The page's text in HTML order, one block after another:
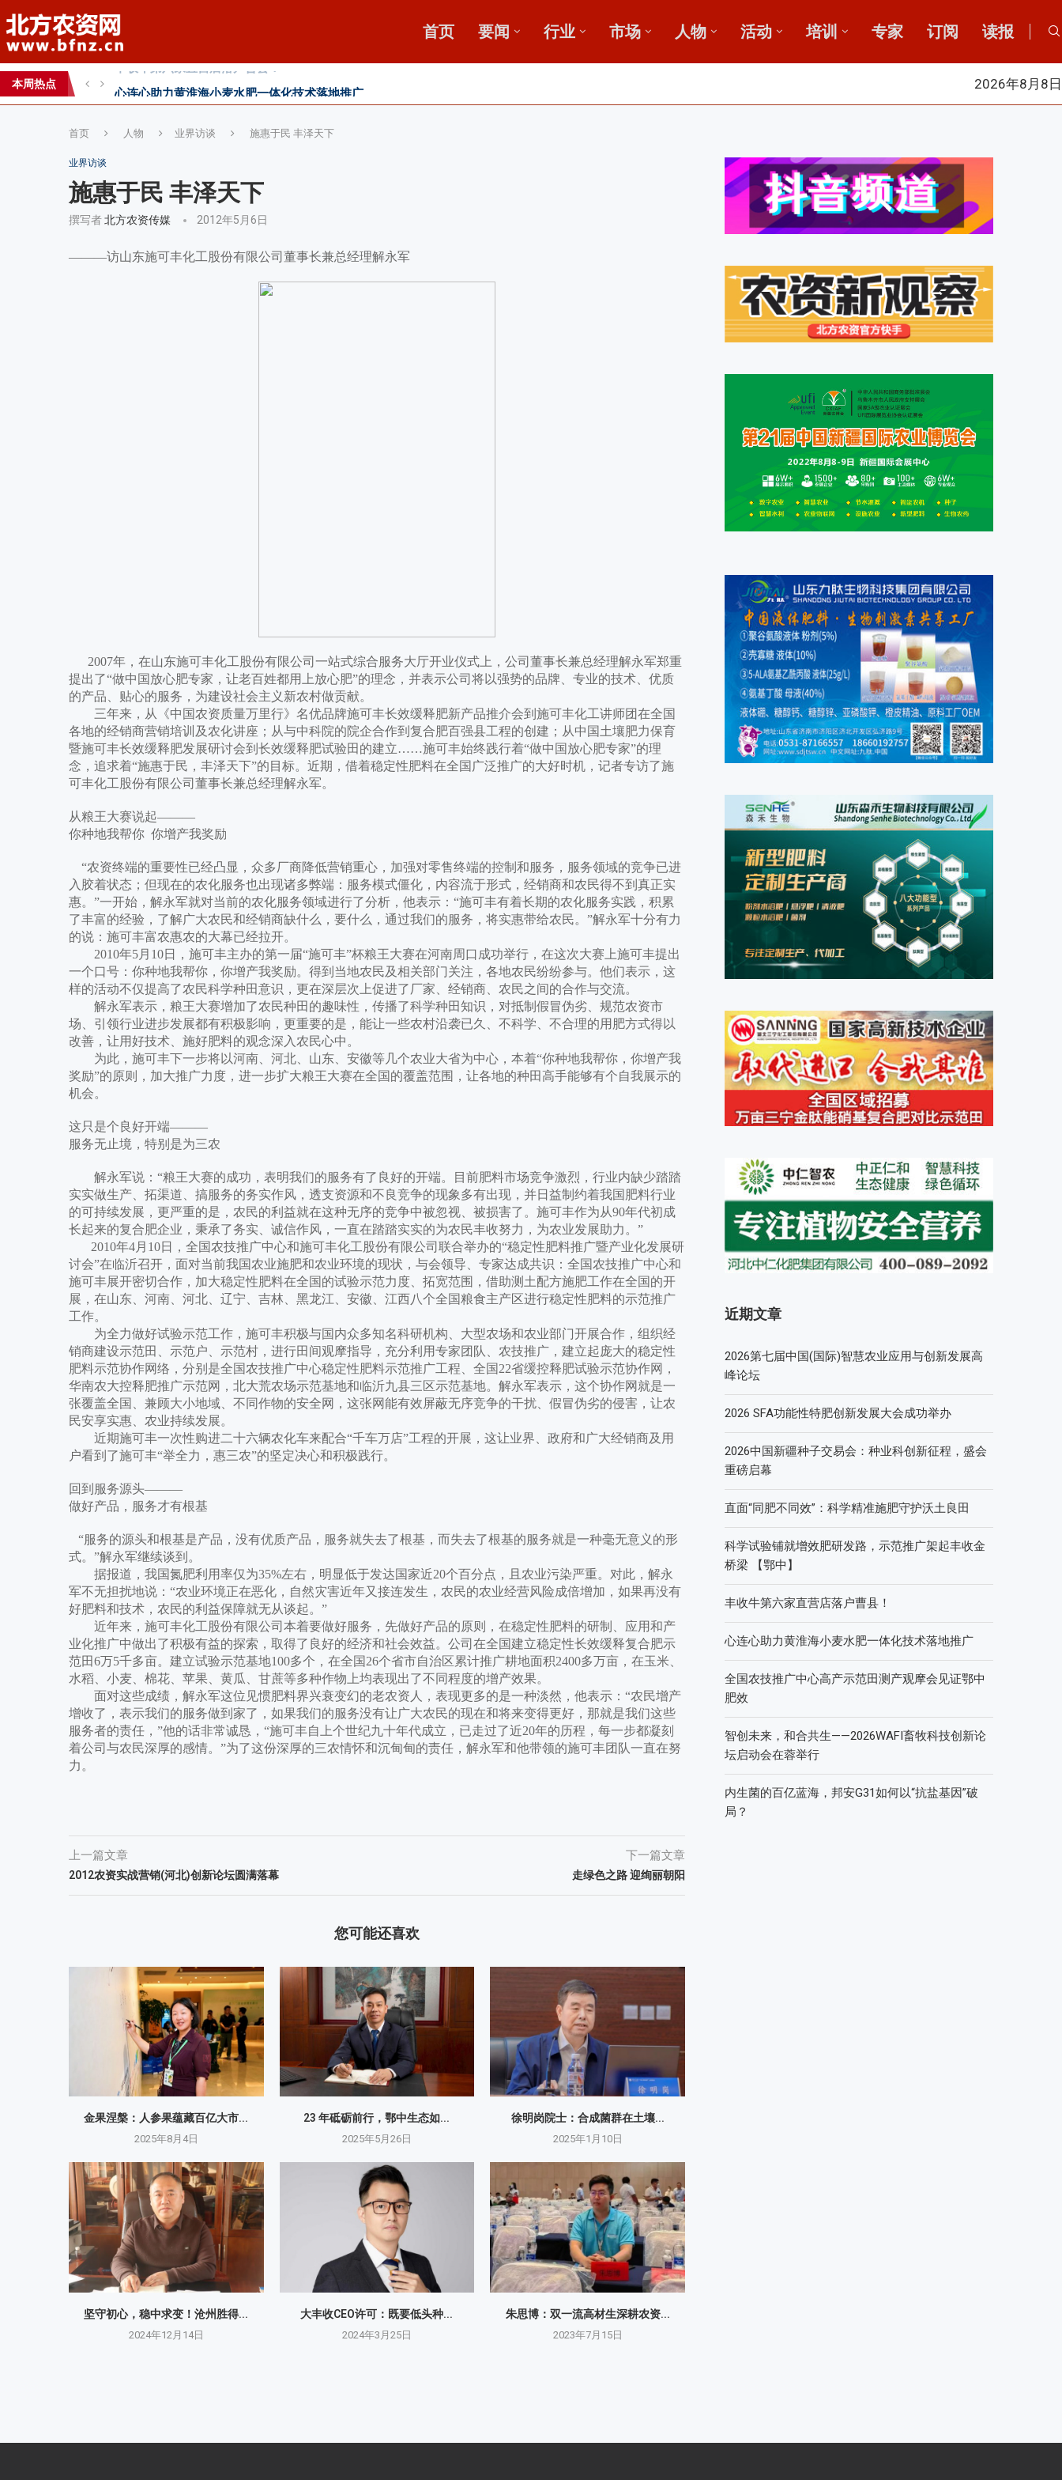
首页 要闻 行业 市场 人物 活动 培训 专家 订阅 读报
本周热点
全国农技推广中心高产示范田测产观摩会见证鄂中肥效
智创未来，和合共生——2026WAFI畜牧科技创新论坛启动会...
2026年8月8日
首页 人物 业界访谈 施惠于民 丰泽天下
业界访谈
施惠于民 丰泽天下
撰写者北方农资传媒 2012年5月6日
———访山东施可丰化工股份有限公司董事长兼总经理解永军
2007年，在山东施可丰化工股份有限公司一站式综合服务大厅开业仪式上，公司董事长兼总经理解永军郑重
提出了“做中国放心肥专家，让老百姓都用上放心肥”的理念，并表示公司将以强势的品牌、专业的技术、优质
的产品、贴心的服务，为建设社会主义新农村做贡献。
三年来，从《中国农资质量万里行》名优品牌施可丰长效缓释肥新产品推介会到施可丰化工讲师团在全国
各地的经销商营销培训及农化讲座；从与中科院的院企合作到复合肥百强县工程的创建；从中国土壤肥力保育
暨施可丰长效缓释肥发展研讨会到长效缓释肥试验田的建立……施可丰始终践行着“做中国放心肥专家”的理
念，追求着“施惠于民，丰泽天下”的目标。近期，借着稳定性肥料在全国广泛推广的大好时机，记者专访了施
可丰化工股份有限公司董事长兼总经理解永军。
从粮王大赛说起———
你种地我帮你 你增产我奖励
“农资终端的重要性已经凸显，众多厂商降低营销重心，加强对零售终端的控制和服务，服务领域的竞争已进
入胶着状态；但现在的农化服务也出现诸多弊端：服务模式僵化，内容流于形式，经销商和农民得不到真正实
惠。”一开始，解永军就对当前的农化服务领域进行了分析，他表示：“施可丰有着长期的农化服务实践，积累
了丰富的经验，了解广大农民和经销商缺什么，要什么，通过我们的服务，将实惠带给农民。”解永军十分有力
的说：施可丰富农惠农的大幕已经拉开。
2010年5月10日，施可丰主办的第一届“施可丰”杯粮王大赛在河南周口成功举行，在这次大赛上施可丰提出
一个口号：你种地我帮你，你增产我奖励。得到当地农民及相关部门关注，各地农民纷纷参与。他们表示，这
样的活动不仅提高了农民科学种田意识，更在深层次上促进了厂家、经销商、农民之间的合作与交流。
解永军表示，粮王大赛增加了农民种田的趣味性，传播了科学种田知识，对抵制假冒伪劣、规范农资市
场、引领行业进步发展都有积极影响，更重要的是，能让一些农村沿袭已久、不科学、不合理的用肥方式得以
改善，让用好技术、施好肥料的观念深入农民心中。
为此，施可丰下一步将以河南、河北、山东、安徽等几个农业大省为中心，本着“你种地我帮你，你增产我
奖励”的原则，加大推广力度，进一步扩大粮王大赛在全国的覆盖范围，让各地的种田高手能够有个自我展示的
机会。
这只是个良好开端———
服务无止境，特别是为三农
解永军说：“粮王大赛的成功，表明我们的服务有了良好的开端。目前肥料市场竞争激烈，行业内缺少踏踏
实实做生产、拓渠道、搞服务的务实作风，透支资源和不良竞争的现象多有出现，并日益制约着我国肥料行业
的可持续发展，更严重的是，农民的利益就在这种无序的竞争中被忽视、被损害了。施可丰作为从90年代初成
长起来的复合肥企业，秉承了务实、诚信作风，一直在踏踏实实的为农民丰收努力，为农业发展助力。”
2010年4月10日，全国农技推广中心和施可丰化工股份有限公司联合举办的“稳定性肥料推广暨产业化发展研
讨会”在临沂召开，面对当前我国农业施肥和农业环境的现状，与会领导、专家达成共识：全国农技推广中心和
施可丰展开密切合作，加大稳定性肥料在全国的试验示范力度、拓宽范围，借助测土配方施肥工作在全国的开
展，在山东、河南、河北、辽宁、吉林、黑龙江、安徽、江西八个全国粮食主产区进行稳定性肥料的示范推广
工作。
为全力做好试验示范工作，施可丰积极与国内众多知名科研机构、大型农场和农业部门开展合作，组织经
销商建设示范田、示范户、示范村，进行田间观摩指导，充分利用专家团队、农技推广，建立起庞大的稳定性
肥料示范协作网络，分别是全国农技推广中心稳定性肥料示范推广工程、全国22省缓控释肥试验示范协作网，
华南农大控释肥推广示范网，北大荒农场示范基地和临沂九县三区示范基地。解永军表示，这个协作网就是一
张覆盖全国、兼顾大小地域、不同作物的安全网，这张网能有效屏蔽无序竞争的干扰、假冒伪劣的侵害，让农
民安享实惠、农业持续发展。
近期施可丰一次性购进二十六辆农化车来配合“千车万店”工程的开展，这让业界、政府和广大经销商及用
户看到了施可丰“举全力，惠三农”的坚定决心和积极践行。
回到服务源头———
做好产品，服务才有根基
“服务的源头和根基是产品，没有优质产品，服务就失去了根基，而失去了根基的服务就是一种毫无意义的形
式。”解永军继续谈到。
据报道，我国氮肥利用率仅为35%左右，明显低于发达国家近20个百分点，且农业污染严重。对此，解永
军不无担扰地说：“农业环境正在恶化，自然灾害近年又接连发生，农民的农业经营风险成倍增加，如果再没有
好肥料和技术，农民的利益保障就无从谈起。”
近年来，施可丰化工股份有限公司本着要做好服务，先做好产品的原则，在稳定性肥料的研制、应用和产
业化推广中做出了积极有益的探索，取得了良好的经济和社会效益。公司在全国建立稳定性长效缓释复合肥示
范田6万5千多亩。建立试验示范基地100多个，在全国26个省市自治区累计推广耕地面积2400多万亩，在玉米、
水稻、小麦、棉花、苹果、黄瓜、甘蔗等多种作物上均表现出了不同程度的增产效果。
面对这些成绩，解永军这位见惯肥料界兴衰变幻的老农资人，表现更多的是一种淡然，他表示：“农民增产
增收了，表示我们的服务做到家了，如果我们的服务没有让广大农民的现在和将来变得更好，那就是我们这些
服务者的责任，”他的话非常诚恳，“施可丰自上个世纪九十年代成立，已走过了近20年的历程，每一步都凝刻
着公司与农民深厚的感情。”为了这份深厚的三农情怀和沉甸甸的责任，解永军和他带领的施可丰团队一直在努
力。
上一篇文章
2012农资实战营销(河北)创新论坛圆满落幕
下一篇文章
走绿色之路 迎绚丽朝阳
您可能还喜欢
金果涅槃：人参果蕴藏百亿大市...
2025年8月4日
23 年砥砺前行，鄂中生态如...
2025年5月26日
徐明岗院士：​合成菌群在土壤...
2025年1月10日
坚守初心，稳中求变！沧州胜得...
2024年12月14日
大丰收CEO许可：既要低头种...
2024年3月25日
朱思博：双一流高材生深耕农资...
2023年7月15日
近期文章
2026第七届中国(国际)智慧农业应用与创新发展高
峰论坛
2026 SFA功能性特肥创新发展大会成功举办
2026中国新疆种子交易会：种业科创新征程，盛会
重磅启幕
直面“同肥不同效”：科学精准施肥守护沃土良田
科学试验铺就增效肥研发路，示范推广架起丰收金
桥梁 【鄂中】
丰收牛第六家直营店落户曹县！
心连心助力黄淮海小麦水肥一体化技术落地推广
全国农技推广中心高产示范田测产观摩会见证鄂中
肥效
智创未来，和合共生——2026WAFI畜牧科技创新论
坛启动会在蓉举行
内生菌的百亿蓝海，邦安G31如何以“抗盐基因”破
局？